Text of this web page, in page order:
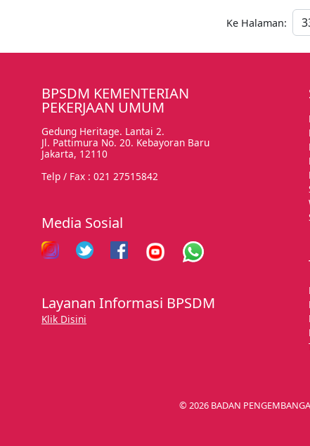
Ke Halaman:
BPSDM KEMENTERIAN
PEKERJAAN UMUM
Gedung Heritage. Lantai 2.
Jl. Pattimura No. 20. Kebayoran Baru
Jakarta, 12110
Telp / Fax : 021 27515842
Media Sosial
Layanan Informasi BPSDM
Klik Disini
© 2026 BADAN